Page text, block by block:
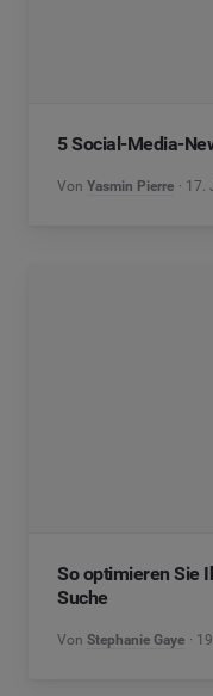
5 Social-Media-
Von Yasmin Pierre 17.
So optimieren Sie
Suche
Von Stephanie Gaye